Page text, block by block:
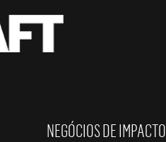
NEGÓCIOS DE IMPACTO